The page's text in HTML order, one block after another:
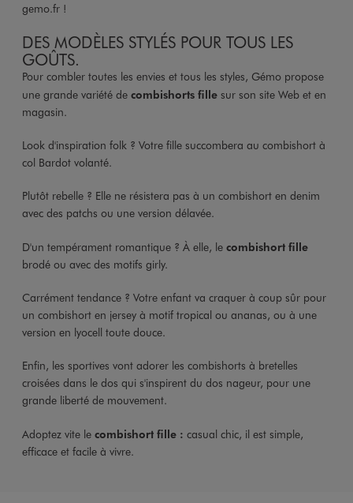
gemo.fr !
DES MODÈLES STYLÉS POUR TOUS LES
GOÛTS.
Pour combler toutes les envies et tous les styles, Gémo propose
une grande variété de combishorts fillesur son site Web et en
magasin.
Look d'inspiration folk ? Votre fille succombera au combishort à
col Bardot volanté.
Plutôt rebelle ? Elle ne résistera pas à un combishort en denim
avec des patchs ou une version délavée.
D'un tempérament romantique ? À elle, le combishort fille
brodé ou avec des motifs girly.
Carrément tendance ? Votre enfant va craquer à coup sûr pour
un combishort en jersey à motif tropical ou ananas, ou à une
version en lyocell toute douce.
Enfin, les sportives vont adorer les combishorts à bretelles
croisées dans le dos qui s'inspirent du dos nageur, pour une
grande liberté de mouvement.
Adoptez vite le combishort fille : casual chic, il est simple,
efficace et facile à vivre.